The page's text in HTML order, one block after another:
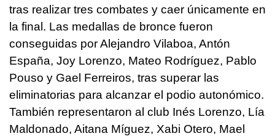
tras realizar tres combates y caer únicamente en
la final. Las medallas de bronce fueron
conseguidas por Alejandro Vilaboa, Antón
España, Joy Lorenzo, Mateo Rodríguez, Pablo
Pouso y Gael Ferreiros, tras superar las
eliminatorias para alcanzar el podio autonómico.
También representaron al club Inés Lorenzo, Lía
Maldonado, Aitana Míguez, Xabi Otero, Mael